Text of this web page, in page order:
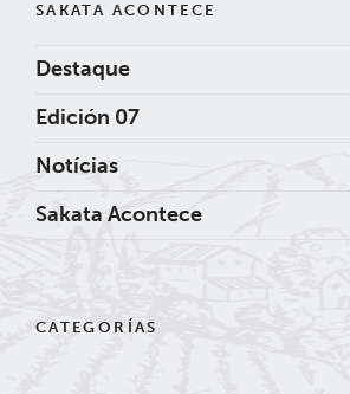
SAKATA ACONTECE
Destaque
Edición 07
Notícias
Sakata Acontece
CATEGORÍAS